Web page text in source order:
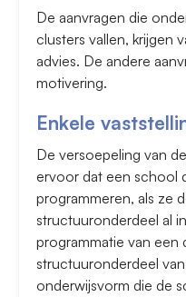
De aanvragen die
clusters vallen, krijgen
advies. De andere
motivering.
Enkele
De versoepeling van
ervoor dat een school
programmeren, als ze
structuuronderdeel al
programmatie van een
structuuronderdeel
onderwijsvorm die de